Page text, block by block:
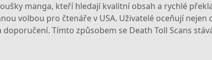
manga, kteří hledají kvalitní obsah a rychlé
volbou pro čtenáře v USA. Uživatelé oceňují
doporučení. Tímto způsobem se Death Toll Scans